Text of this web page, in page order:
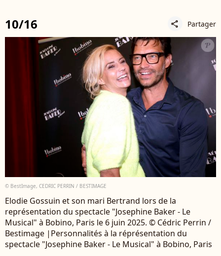
10/16 share Partager
© BestImage, CEDRIC PERRIN / BESTIMAGE
Elodie Gossuin et son mari Bertrand lors de la
représentation du spectacle "Josephine Baker - Le
Musical" à Bobino, Paris le 6 juin 2025. © Cédric Perrin /
Bestimage |Personnalités à la réprésentation du
spectacle "Josephine Baker - Le Musical" à Bobino, Paris